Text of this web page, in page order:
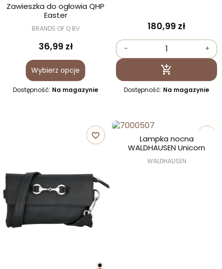
Zawieszka do ogłowia QHP
Easter
BRANDS OF Q BV
36,99 zł
Wybierz opcje
Dostępność: Na magazynie
180,99 zł
- +
 Dodaj do
Dostępność: Na magazynie
favorite_border
Lampka nocna
WALDHAUSEN Unicorn
WALDHAUSEN